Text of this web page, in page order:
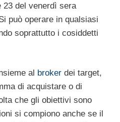
23 del venerdì sera
può operare in qualsiasi
soprattutto i cosiddetti
al broker dei target,
di acquistare o di
che gli obiettivi sono
si compiono anche se il